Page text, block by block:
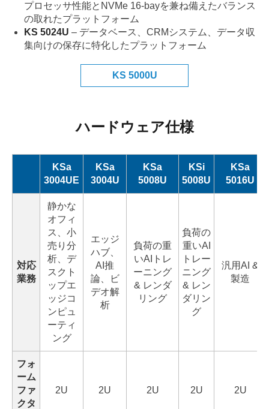
プロセッサ性能とNVMe 16-bayを兼ね備えたバランス
の取れたプラットフォーム
KS 5024U – データベース、CRMシステム、データ収
集向けの保存に特化したプラットフォーム
KS 5000U
ハードウェア仕様
KSa
3004UE
KSa
3004U
KSa
5008U
KSi
5008U
KSa
5016U
対応
業務
静かな
オフィ
ス、小
売り分
析、デ
スクト
ップエ
ッジコ
ンピュ
ーティ
ング
エッジ
ハブ、
AI推
論、ビ
デオ解
析
負荷の重
いAIトレ
ーニング
& レンダ
リング
負荷の
重いAI
トレー
ニング
& レン
ダリン
グ
汎用AI &
製造
フォ
ーム
ファ
クタ
2U 2U 2U 2U 2U